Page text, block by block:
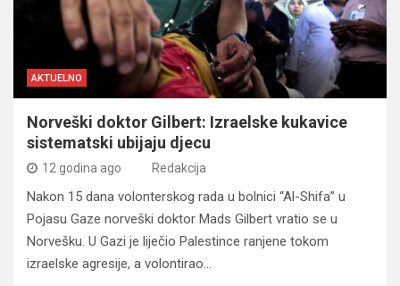
AKTUELNO
Norveški doktor Gilbert: Izraelske kukavice
sistematski ubijaju djecu
12 godina ago Redakcija
Nakon 15 dana volonterskog rada u bolnici “Al-Shifa” u
Pojasu Gaze norveški doktor Mads Gilbert vratio se u
Norvešku. U Gazi je liječio Palestince ranjene tokom
izraelske agresije, a volontirao…